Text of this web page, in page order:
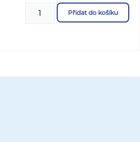
věnců nebo větviček. Dekorace
BALENÍ OBSAHUJE: - 2 ks
Přidat do košíku